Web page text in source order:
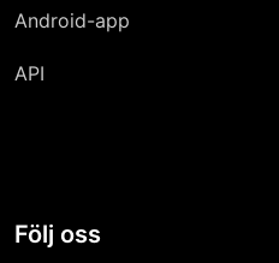
Android-app
API
Följ oss